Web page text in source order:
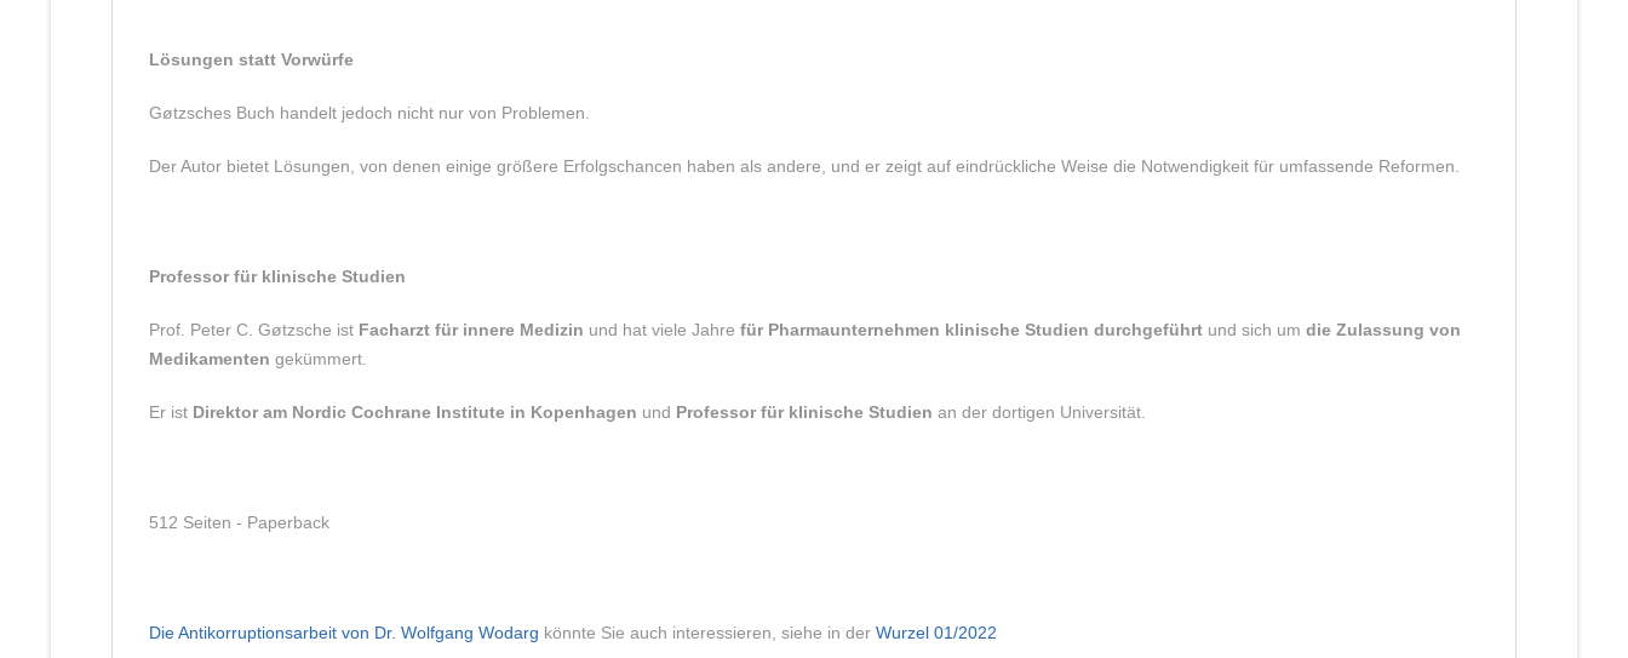
Lösungen statt Vorwürfe
Gøtzsches Buch handelt jedoch nicht nur von Problemen.
Der Autor bietet Lösungen, von denen einige größere Erfolgschancen haben als andere, und er zeigt auf eindrückliche Weise die Notwendigkeit für umfassende Reformen.
Professor für klinische Studien
Prof. Peter C. Gøtzsche ist Facharzt für innere Medizin und hat viele Jahre für Pharmaunternehmen klinische Studien durchgeführt und sich um die Zulassung von
Medikamenten gekümmert.
Er ist Direktor am Nordic Cochrane Institute in Kopenhagen und Professor für klinische Studien an der dortigen Universität.
512 Seiten - Paperback
Die Antikorruptionsarbeit von Dr. Wolfgang Wodarg könnte Sie auch interessieren, siehe in der Wurzel 01/2022